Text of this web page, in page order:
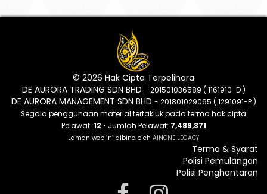
© 2026 Hak Cipta Terpelihara
DE AURORA TRADING SDN BHD - 201501036589 ( 1161910-D )
DE AURORA MANAGEMENT SDN BHD - 201801029065 ( 1291091-P )
Segala penggunaan material tertakluk pada terma hak cipta
Pelawat: 12 • Jumlah Pelawat: 7,489,371
Laman web ini dibina oleh AINONE LEGACY
Terma & Syarat
Polisi Pemulangan
Polisi Penghantaran